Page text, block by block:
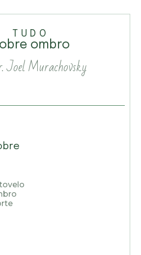
TUDO
ombro
Joel Murachovsky